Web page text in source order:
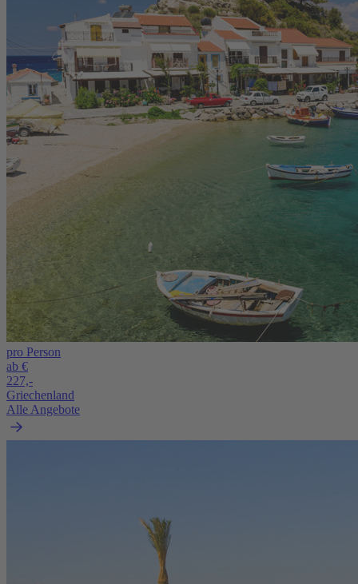
pro Person
ab €
227,-
Griechenland
Alle Angebote